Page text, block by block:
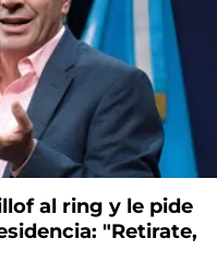
al ring y le pide
"Retirate,